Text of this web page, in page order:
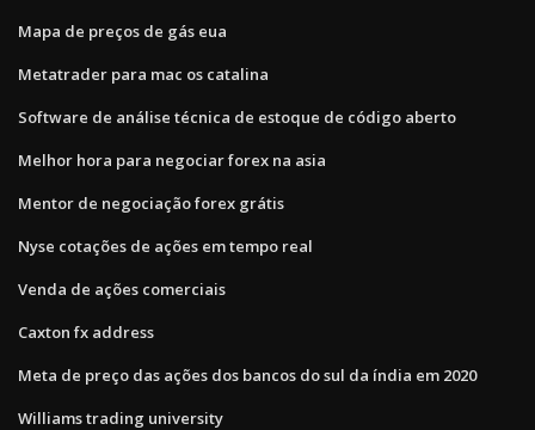
Mapa de preços de gás eua
Metatrader para mac os catalina
Software de análise técnica de estoque de código aberto
Melhor hora para negociar forex na asia
Mentor de negociação forex grátis
Nyse cotações de ações em tempo real
Venda de ações comerciais
Caxton fx address
Meta de preço das ações dos bancos do sul da índia em 2020
Williams trading university